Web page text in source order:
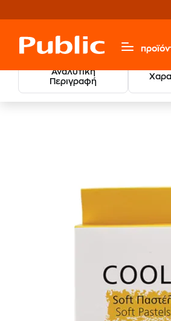
Αναλυτική
Περιγραφή
Χαρτικά & Γραφική Ύλη